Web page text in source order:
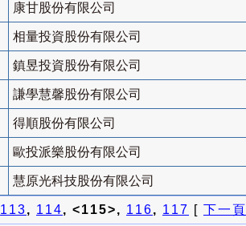
康甘股份有限公司
相量投資股份有限公司
鎮昱投資股份有限公司
謙學慧馨股份有限公司
得順股份有限公司
歐投派樂股份有限公司
慧原光科技股份有限公司
113, 114, <115>, 116, 117 [ 下一頁